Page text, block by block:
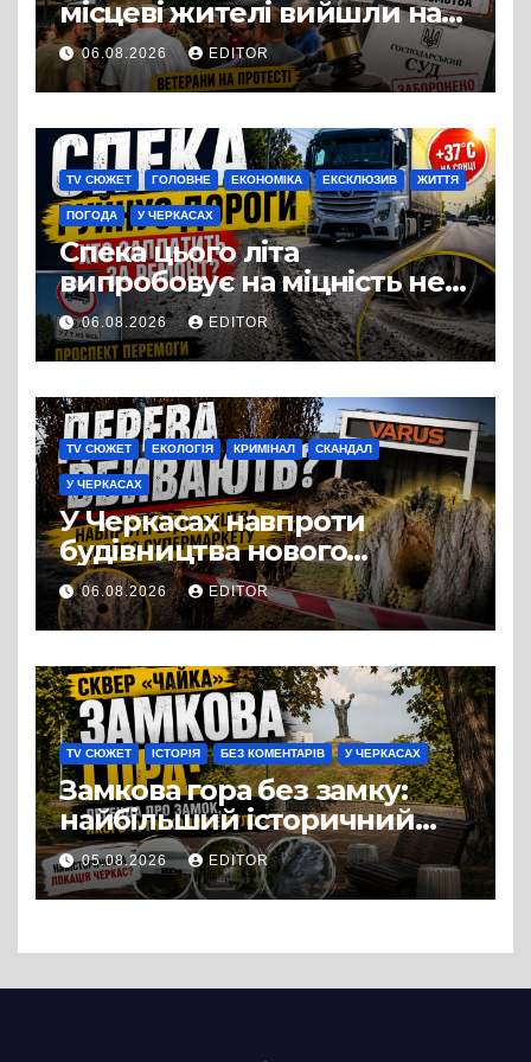
місцеві жителі вийшли на
протест до стін
підприємства ТОВ «Омега
Три», що займається
виробництвом м’яса птиці
06.08.2026 EDITOR
TV СЮЖЕТ ГОЛОВНЕ ЕКОНОМІКА ЕКСКЛЮЗИВ ЖИТТЯ
ПОГОДА У ЧЕРКАСАХ
Спека цього літа
випробовує на міцність не
лише людей, а й дороги
Черкас
06.08.2026 EDITOR
TV СЮЖЕТ ЕКОЛОГІЯ КРИМІНАЛ СКАНДАЛ
У ЧЕРКАСАХ
У Черкасах навпроти
будівництва нового
супермаркету VARUS на
проспекті Перемоги всохли
дерева. І це навряд чи
можна назвати
випадковістю
06.08.2026 EDITOR
TV СЮЖЕТ ІСТОРІЯ БЕЗ КОМЕНТАРІВ У ЧЕРКАСАХ
Замкова гора без замку:
найбільший історичний
міф Черкас
05.08.2026 EDITOR